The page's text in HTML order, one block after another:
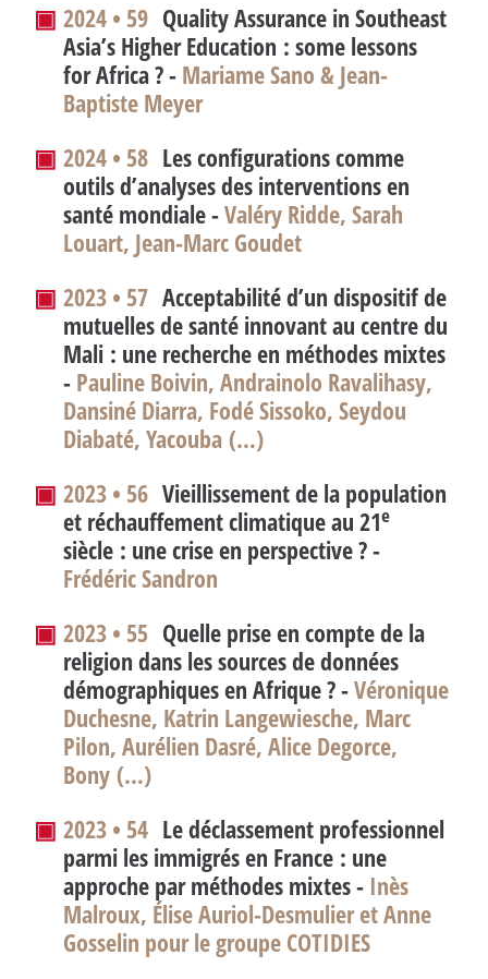
▣ 2024 • 59 Quality Assurance in Southeast
Asia’s Higher Education : some lessons
for Africa? -Mariame Sano & Jean-
Baptiste Meyer
▣ 2024 • 58 Les configurations comme
outils d’analyses des interventions en
santé mondiale -Valéry Ridde, Sarah
Louart, Jean-Marc Goudet
▣ 2023 • 57 Acceptabilité d’un dispositif de
mutuelles de santé innovant au centre du
Mali : une recherche en méthodes mixtes
-Pauline Boivin, Andrainolo Ravalihasy,
Dansiné Diarra, Fodé Sissoko, Seydou
Diabaté, Yacouba (…)
▣ 2023 • 56 Vieillissement de la population
et réchauffement climatique au 21e
siècle : une crise en perspective? -
Frédéric Sandron
▣ 2023 • 55 Quelle prise en compte de la
religion dans les sources de données
démographiques en Afrique? -Véronique
Duchesne, Katrin Langewiesche, Marc
Pilon, Aurélien Dasré, Alice Degorce,
Bony (…)
▣ 2023 • 54 Le déclassement professionnel
parmi les immigrés en France : une
approche par méthodes mixtes - Inès
Malroux, Élise Auriol-Desmulier et Anne
Gosselin pour le groupe COTIDIES